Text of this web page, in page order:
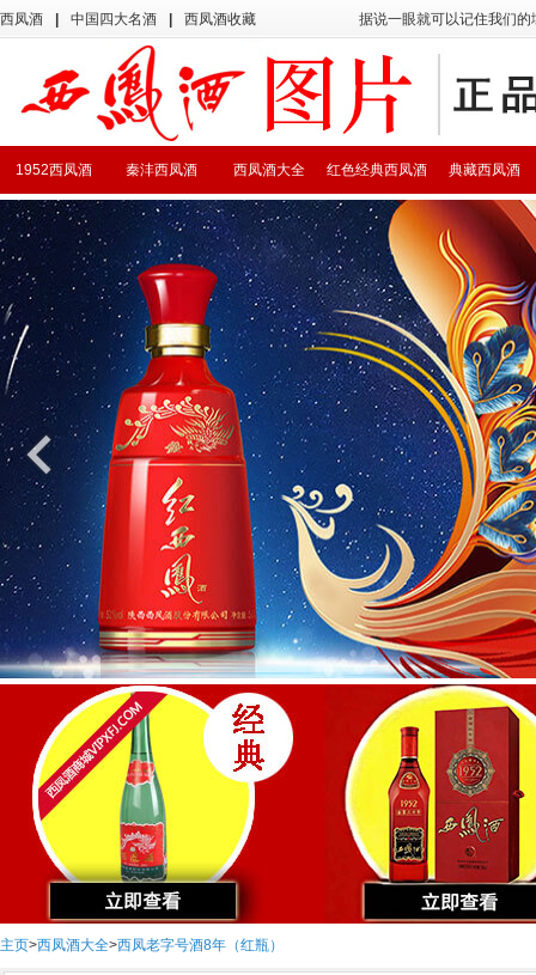
西凤酒 中国四大名酒 西凤酒收藏 据说一眼就可以记住我们
典藏西凤酒
红色经典西凤酒
西凤酒大全
秦沣西凤酒
1952西凤酒
主页>西凤酒大全>西凤老字号酒8年（红瓶）